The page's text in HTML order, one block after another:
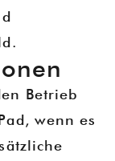
Betrieb
wenn es